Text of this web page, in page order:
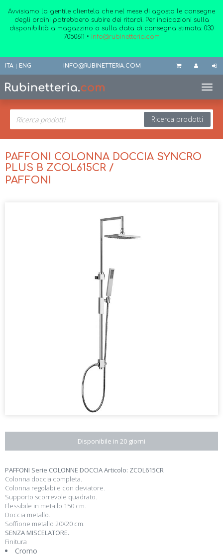
Avvisiamo la gentile clientela che nel mese di agosto le consegne
degli ordini potrebbero subire dei ritardi. Per indicazioni sulla
disponibilità a magazzino o sulla data di consegna stimata: 030
7050611 • info@rubinetteria.com
ITA | ENG INFO@RUBINETTERIA.COM
Ricerca prodotti
PAFFONI COLONNA DOCCIA SYNCRO
PLUS B ZCOL615CR /
PAFFONI
Disponibile in 20 giorni
PAFFONI Serie COLONNE DOCCIA Articolo: ZCOL615CR
Colonna doccia completa.
Colonna regolabile con deviatore.
Supporto scorrevole quadrato.
Flessibile in metallo 150 cm.
Doccia metallo.
Soffione metallo 20X20 cm.
SENZA MISCELATORE.
Finitura
Cromo